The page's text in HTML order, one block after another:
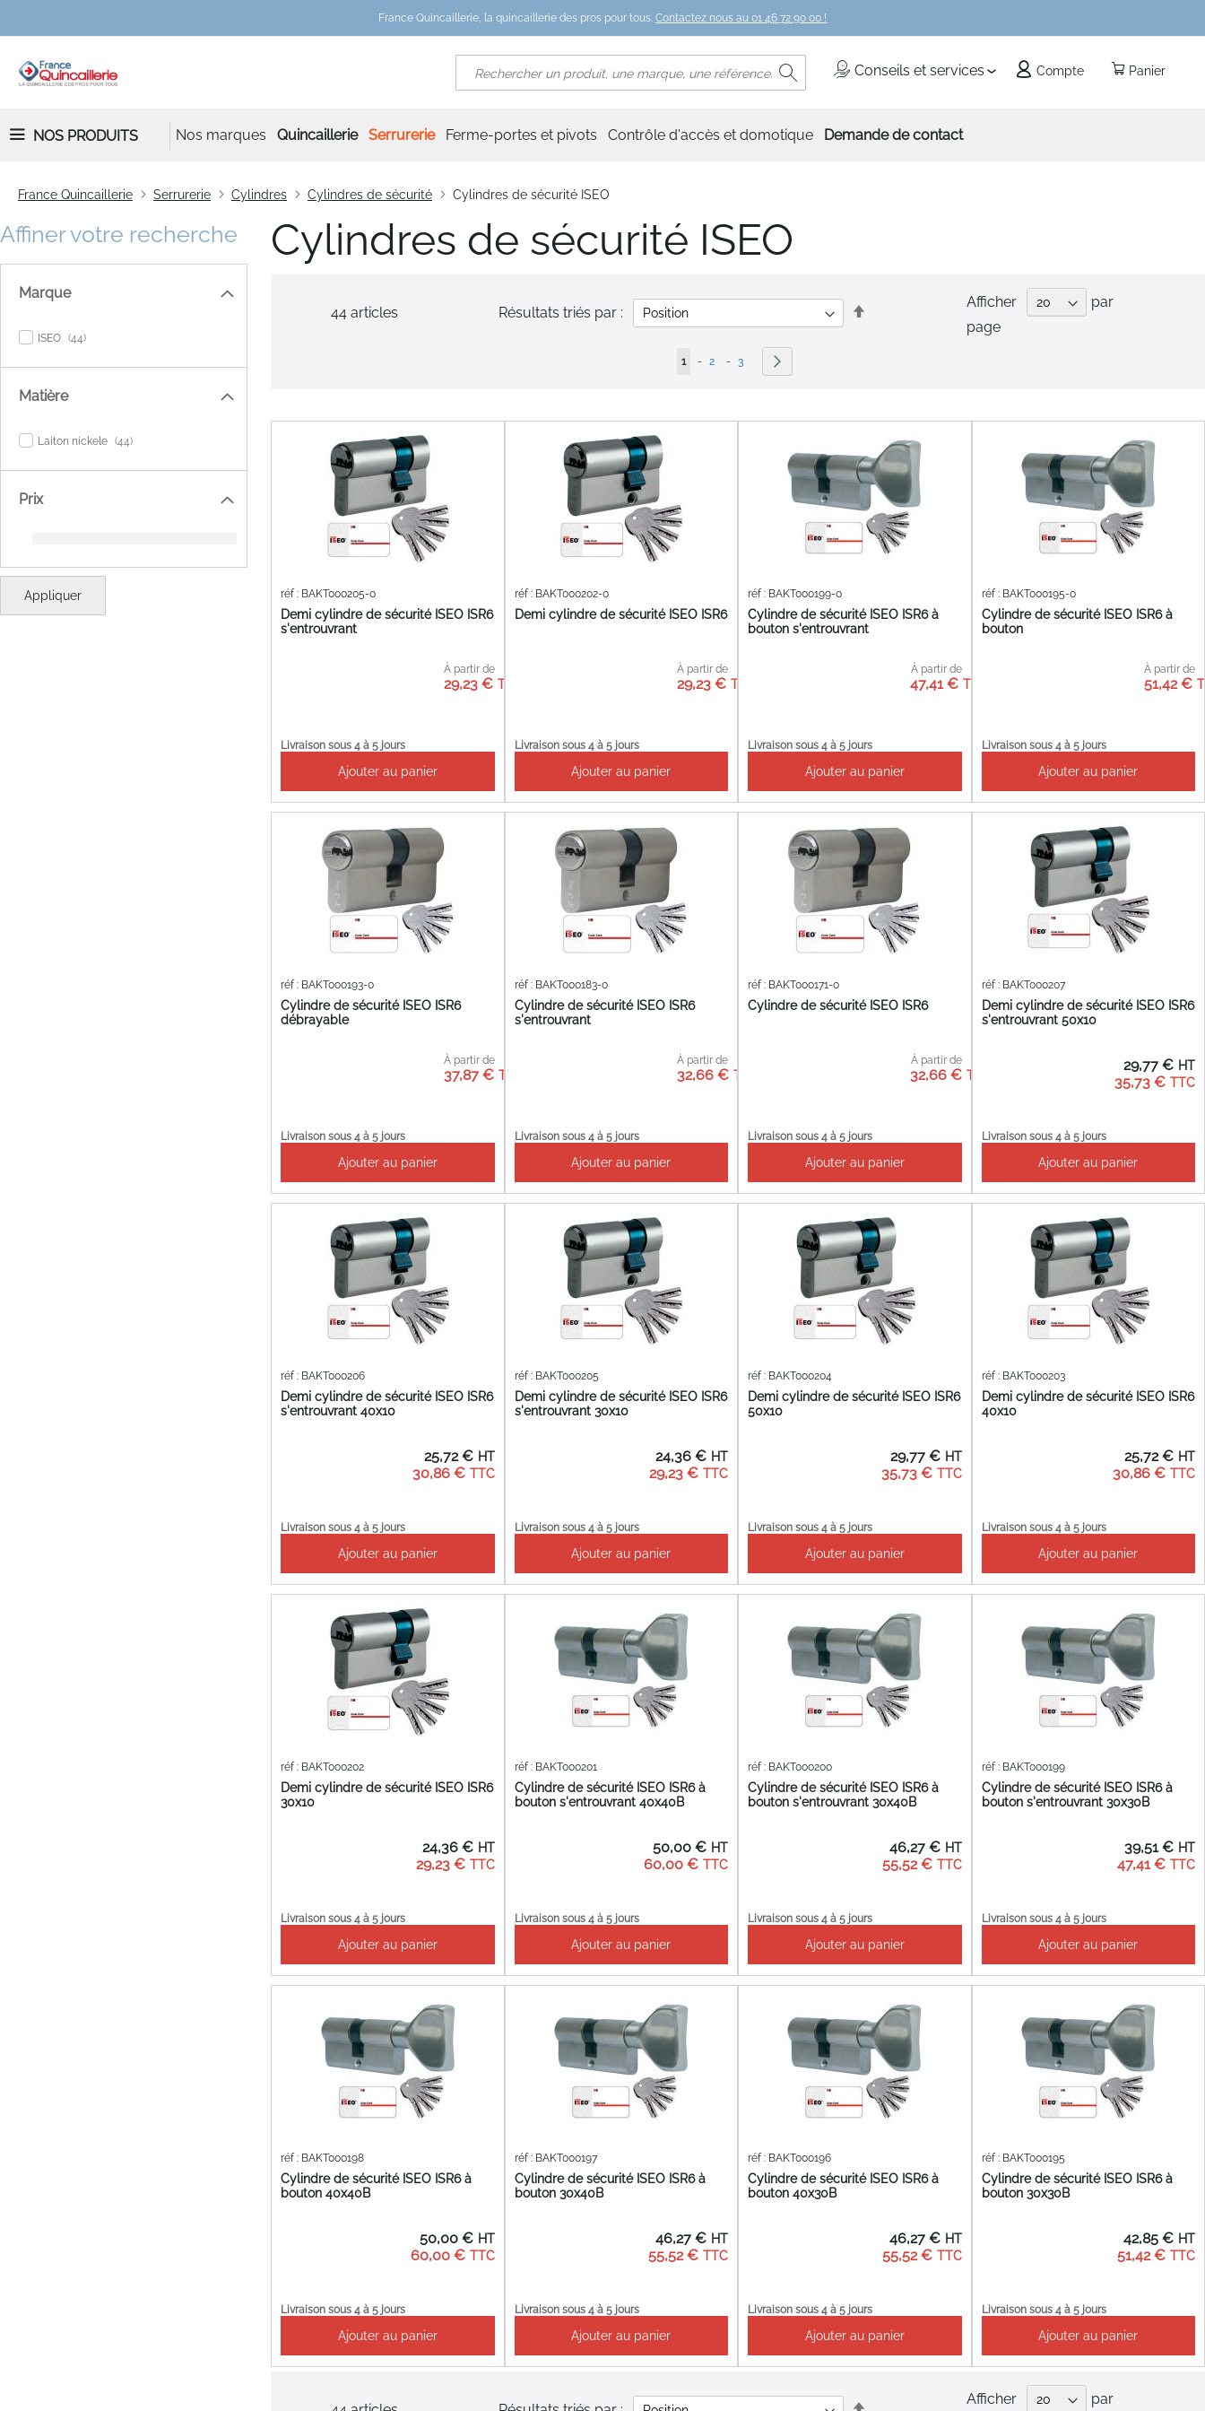
France Quincaillerie, la quincaillerie des pros pour tous. Contactez nous au 01 46 72 90 00 !
Panier
Conseils et services Compte
Rechercher
NOS PRODUITS Nos marques Quincaillerie Serrurerie Ferme-portes et pivots Contrôle d'accès et domotique Demande de contact
France Quincaillerie Serrurerie Cylindres Cylindres de sécurité Cylindres de sécurité ISEO
Cylindres de sécurité ISEO
44articles
Afficher
par
page
Page
Vous lisez actuellement la page
1 - Page
2 - Page
3
Résultats triés par :
Demi cylindre de sécurité ISEO ISR6
s'entrouvrant
réf : BAKT000205-0
À partir de
29,23 €
Livraison sous 4 à 5 jours
Ajouter au panier
Demi cylindre de sécurité ISEO ISR6
réf : BAKT000202-0
À partir de
29,23 €
Livraison sous 4 à 5 jours
Ajouter au panier
Cylindre de sécurité ISEO ISR6 à
bouton s'entrouvrant
réf : BAKT000199-0
À partir de
47,41 €
Livraison sous 4 à 5 jours
Ajouter au panier
Cylindre de sécurité ISEO ISR6 à
bouton
réf : BAKT000195-0
À partir de
51,42 €
Livraison sous 4 à 5 jours
Ajouter au panier
Cylindre de sécurité ISEO ISR6
débrayable
réf : BAKT000193-0
À partir de
37,87 €
Livraison sous 4 à 5 jours
Ajouter au panier
Cylindre de sécurité ISEO ISR6
s'entrouvrant
réf : BAKT000183-0
À partir de
32,66 €
Livraison sous 4 à 5 jours
Ajouter au panier
Cylindre de sécurité ISEO ISR6
réf : BAKT000171-0
À partir de
32,66 €
Livraison sous 4 à 5 jours
Ajouter au panier
Demi cylindre de sécurité ISEO ISR6
s'entrouvrant 50x10
réf : BAKT000207
35,73 €
29,77 €
Livraison sous 4 à 5 jours
Ajouter au panier
Demi cylindre de sécurité ISEO ISR6
s'entrouvrant 40x10
réf : BAKT000206
30,86 €
25,72 €
Livraison sous 4 à 5 jours
Ajouter au panier
Demi cylindre de sécurité ISEO ISR6
s'entrouvrant 30x10
réf : BAKT000205
29,23 €
24,36 €
Livraison sous 4 à 5 jours
Ajouter au panier
Demi cylindre de sécurité ISEO ISR6
50x10
réf : BAKT000204
35,73 €
29,77 €
Livraison sous 4 à 5 jours
Ajouter au panier
Demi cylindre de sécurité ISEO ISR6
40x10
réf : BAKT000203
30,86 €
25,72 €
Livraison sous 4 à 5 jours
Ajouter au panier
Demi cylindre de sécurité ISEO ISR6
30x10
réf : BAKT000202
29,23 €
24,36 €
Livraison sous 4 à 5 jours
Ajouter au panier
Cylindre de sécurité ISEO ISR6 à
bouton s'entrouvrant 40x40B
réf : BAKT000201
60,00 €
50,00 €
Livraison sous 4 à 5 jours
Ajouter au panier
Cylindre de sécurité ISEO ISR6 à
bouton s'entrouvrant 30x40B
réf : BAKT000200
55,52 €
46,27 €
Livraison sous 4 à 5 jours
Ajouter au panier
Cylindre de sécurité ISEO ISR6 à
bouton s'entrouvrant 30x30B
réf : BAKT000199
47,41 €
39,51 €
Livraison sous 4 à 5 jours
Ajouter au panier
Cylindre de sécurité ISEO ISR6 à
bouton 40x40B
réf : BAKT000198
60,00 €
50,00 €
Livraison sous 4 à 5 jours
Ajouter au panier
Cylindre de sécurité ISEO ISR6 à
bouton 30x40B
réf : BAKT000197
55,52 €
46,27 €
Livraison sous 4 à 5 jours
Ajouter au panier
Cylindre de sécurité ISEO ISR6 à
bouton 40x30B
réf : BAKT000196
55,52 €
46,27 €
Livraison sous 4 à 5 jours
Ajouter au panier
Cylindre de sécurité ISEO ISR6 à
bouton 30x30B
réf : BAKT000195
51,42 €
42,85 €
Livraison sous 4 à 5 jours
Ajouter au panier
Afficher
par
Affiner votre recherche
Marque
ISEO 44items
Matière
Laiton nickele 44items
Prix
Appliquer